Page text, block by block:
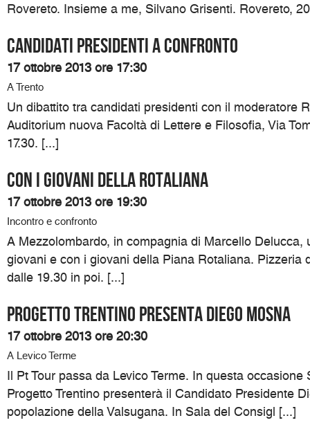
Rovereto. Insieme a me, Silvano Grisenti. Rovereto,
Candidati presidenti a confronto
17 ottobre 2013 ore 17:30
A Trento
Un dibattito tra candidati presidenti con il moderatore
Auditorium nuova Facoltà di Lettere e Filosofia, Via
17.30. [...]
Con i giovani della Rotaliana
17 ottobre 2013 ore 19:30
Incontro e confronto
A Mezzolombardo, in compagnia di Marcello Delucca,
giovani e con i giovani della Piana Rotaliana. Pizzeria
dalle 19.30 in poi. [...]
Progetto Trentino presenta Diego Mosna
17 ottobre 2013 ore 20:30
A Levico Terme
Il Pt Tour passa da Levico Terme. In questa occasione
Progetto Trentino presenterà il Candidato Presidente
popolazione della Valsugana. In Sala del Consigl [...]